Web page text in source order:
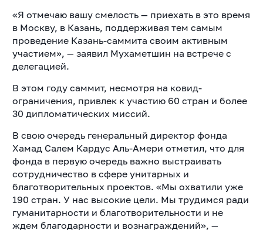
«Я отмечаю вашу смелость — приехать в это время
в Москву, в Казань, поддерживая тем самым
проведение Казань-саммита своим активным
участием», — заявил Мухаметшин на встрече с
делегацией.
В этом году саммит, несмотря на ковид-
ограничения, привлек к участию 60 стран и более
30 дипломатических миссий.
В свою очередь генеральный директор фонда
Хамад Салем Кардус Аль-Амери отметил, что для
фонда в первую очередь важно выстраивать
сотрудничество в сфере унитарных и
благотворительных проектов. «Мы охватили уже
190 стран. У нас высокие цели. Мы трудимся ради
гуманитарности и благотворительности и не
ждем благодарности и вознаграждений», —